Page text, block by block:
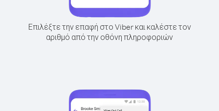
Επιλέξτε την επαφή στο Viber και καλέστε τον
αριθμό από την οθόνη πληροφοριών